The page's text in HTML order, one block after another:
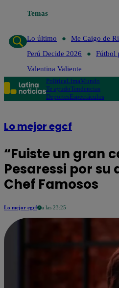
Temas
Lo último
Lo último
Me Caigo de
Perú Decide 2026
Fútbol
Valentina Valiente
PolíticaLimaMundo
Te ayudoTendencias
DeportesEspectáculos
Lo mejor egcf
“Fuiste un gran
Pesaressi por
Chef Famosos
Lo mejor egcf a las 23:25